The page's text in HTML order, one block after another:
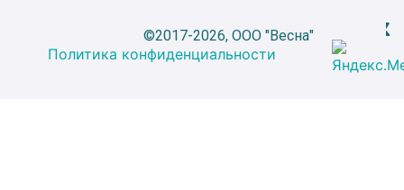
©2017-2026, ООО "Весна"
Политика конфиденциальности